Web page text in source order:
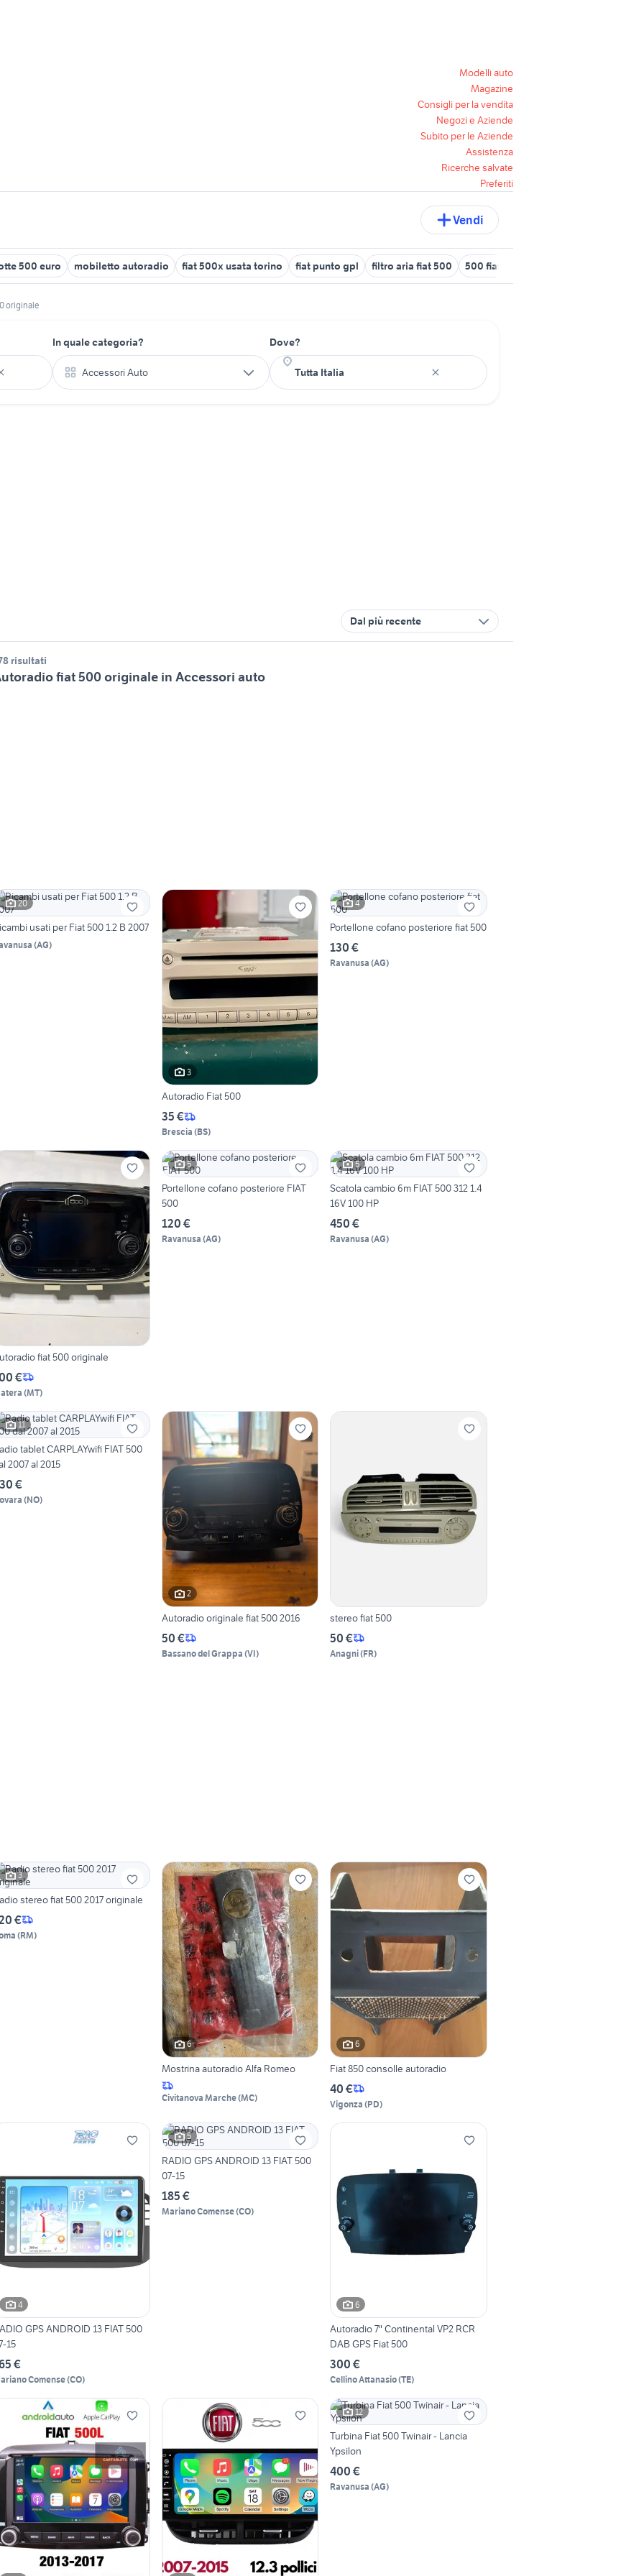
Modelli auto
Magazine
Consigli per la vendita
Negozi e Aziende
Subito per le Aziende
Assistenza
Ricerche salvate
Preferiti
Vendi
500 euro mobiletto autoradio fiat 500x usata torino fiat punto gpl filtro aria fiat 500 500 fiat 2019
originale
In quale categoria?
Accessori Auto
Dove?
Dal più recente
risultati
fiat 500 originale in Accessori auto
20
usati per Fiat 500 1.2 B 2007
(AG)
3
Autoradio Fiat 500
35 €
Brescia (BS)
4
Portellone cofano posteriore fiat 500
130 €
Ravanusa (AG)
fiat 500 originale
€
(MT)
5
Portellone cofano posteriore FIAT
500
120 €
Ravanusa (AG)
5
Scatola cambio 6m FIAT 500 312 1.4
16V 100 HP
450 €
Ravanusa (AG)
11
tablet CARPLAYwifi FIAT 500
2007 al 2015
€
(NO)
2
Autoradio originale fiat 500 2016
50 €
Bassano del Grappa (VI)
stereo fiat 500
50 €
Anagni(FR)
3
stereo fiat 500 2017 originale
€
(RM)
6
Mostrina autoradio Alfa Romeo
Civitanova Marche(MC)
6
Fiat 850 consolle autoradio
40 €
Vigonza (PD)
4
GPS ANDROID 13 FIAT 500
15
€
Comense(CO)
5
RADIO GPS ANDROID 13 FIAT 500
07-15
185 €
Mariano Comense(CO)
6
Autoradio 7" Continental VP2 RCR
DAB GPS Fiat 500
300 €
Cellino Attanasio(TE)
12
Turbina Fiat 500 Twinair - Lancia
Ypsilon
400 €
Ravanusa (AG)